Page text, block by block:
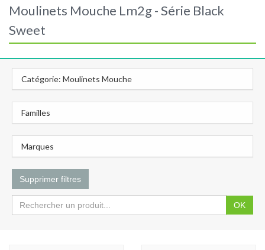
Moulinets Mouche Lm2g - Série Black
Sweet
Catégorie: Moulinets Mouche
Familles
Marques
Supprimer filtres
OK